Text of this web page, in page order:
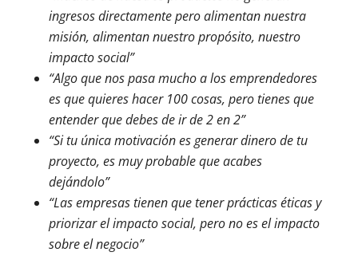
ingresos directamente pero alimentan nuestra
misión, alimentan nuestro propósito, nuestro
impacto social”
“Algo que nos pasa mucho a los emprendedores
es que quieres hacer 100 cosas, pero tienes que
entender que debes de ir de 2 en 2”
“Si tu única motivación es generar dinero de tu
proyecto, es muy probable que acabes
dejándolo”
“Las empresas tienen que tener prácticas éticas y
priorizar el impacto social, pero no es el impacto
sobre el negocio”